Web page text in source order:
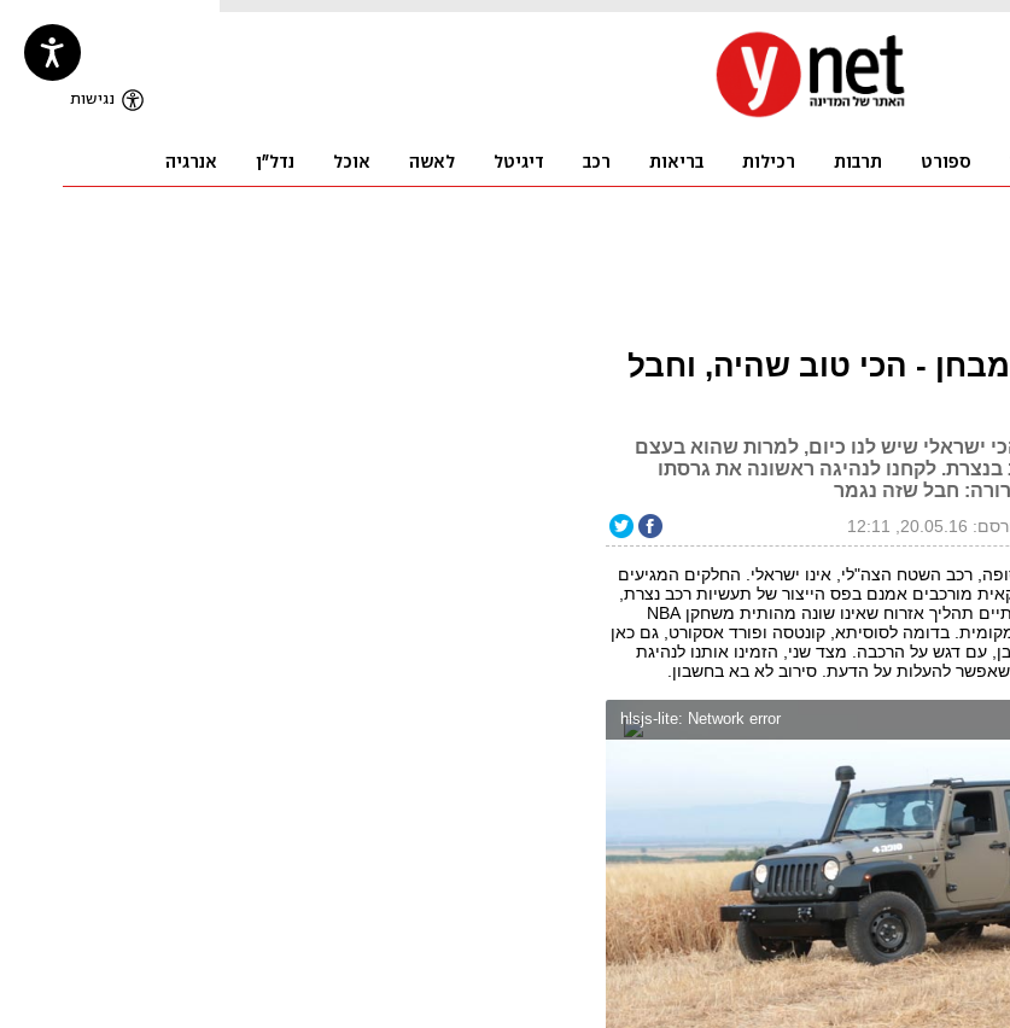
סופה 4 במבחן - הכי טוב שהיה, וחבל
ישראלי שיש לנו כיום, למרות שהוא בעצם
לקחנו לנהיגה ראשונה את גרסתו
חבל שזה נגמר
12:11
רכב השטח הצה"לי, אינו ישראלי. החלקים המגיעים
מורכבים אמנם בפס הייצור של תעשיות רכב נצרת,
אבל שם פחות או יותר מסתיים תהליך אזרוח שאינו שונה מהותית משחקן NBA
בדומה לסוסיתא, קונטסה ופורד אסקורט, גם כאן
עם דגש על הרכבה. מצד שני, הזמינו אותנו לנהיגת
שאפשר להעלות על הדעת. סירוב לא בא בחשבון.
hlsjs-lite: Network error